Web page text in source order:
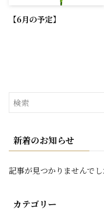
【6月の予定】
新着のお知らせ
記事が見つかりませんでし
カテゴリー